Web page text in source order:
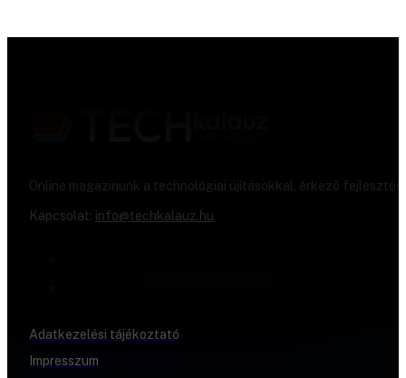
Online magazinunk a technológiai újításokkal, érkező
Kapcsolat: info@techkalauz.hu
Adatkezelési tájékoztató
Impresszum